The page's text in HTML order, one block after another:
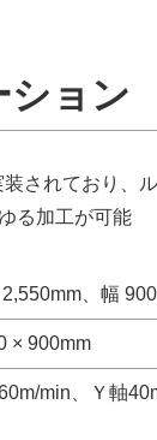
ション
されており、
る加工が可能
、幅
× 900mm
min、Ｙ軸